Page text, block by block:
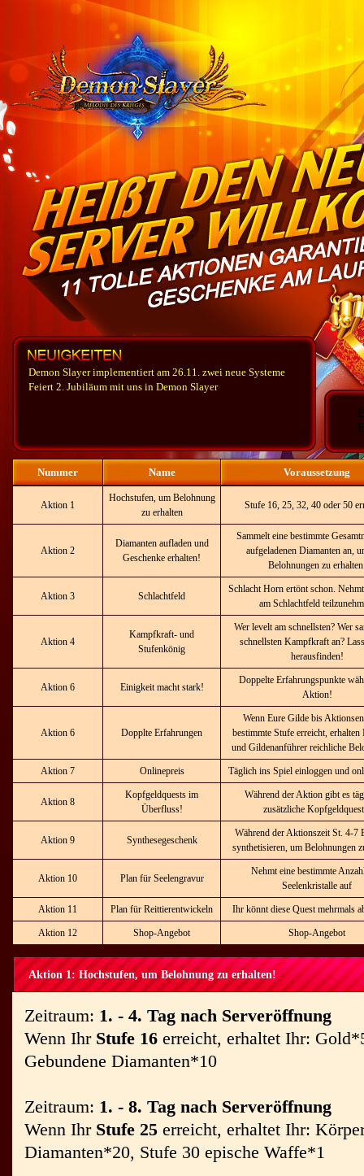
Demon Slayer implementiert am 26.11. zwei neue Systeme
Feiert 2. Jubiläum mit uns in Demon Slayer
Nummer Name Voraussetzung
Aktion 1
Hochstufen, um Belohnung
zu erhalten
Stufe 16, 25, 32, 40 oder 50
Aktion 2
Diamanten aufladen und
Geschenke erhalten!
Sammelt eine bestimmte
aufgeladenen Diamanten an,
Belohnungen zu
Aktion 3 Schlachtfeld
Schlacht Horn ertönt schon.
am Schlachtfeld
Aktion 4
Kampfkraft- und
Stufenkönig
Wer levelt am schnellsten? Wer
schnellsten Kampfkraft an?
herausfinden!
Aktion 6 Einigkeit macht stark!
Doppelte Erfahrungspunkte
Aktion!
Aktion 6 Dopplte Erfahrungen
Wenn Eure Gilde bis
bestimmte Stufe erreicht,
und Gildenanführer reichliche
Aktion 7 Onlinepreis Täglich ins Spiel einloggen und
Aktion 8
Kopfgeldquests im
Überfluss!
Während der Aktion gibt es
zusätzliche
Aktion 9 Synthesegeschenk
Während der Aktionszeit St. 4-7
synthetisieren, um Belohnungen
Aktion 10 Plan für Seelengravur
Nehmt eine bestimmte
Seelenkristalle auf
Aktion 11 Plan für Reittierentwickeln Ihr könnt diese Quest mehrmals
Aktion 12 Shop-Angebot Shop-Angebot
Aktion 1: Hochstufen, um Belohnung zu erhalten!
Zeitraum: 1. - 4. Tag nach Serveröffnung
Wenn Ihr Stufe 16 erreicht, erhaltet Ihr:
Gebundene Diamanten*10
Zeitraum: 1. - 8. Tag nach Serveröffnung
Wenn Ihr Stufe 25 erreicht, erhaltet Ihr:
Diamanten*20, Stufe 30 epische Waffe*1